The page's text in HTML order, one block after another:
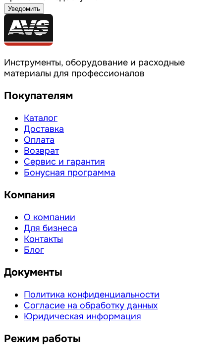
Уведомить
Инструменты, оборудование и расходные
материалы для профессионалов
Покупателям
Каталог
Доставка
Оплата
Возврат
Сервис и гарантия
Бонусная программа
Компания
О компании
Для бизнеса
Контакты
Блог
Документы
Политика конфиденциальности
Согласие на обработку данных
Юридическая информация
Режим работы